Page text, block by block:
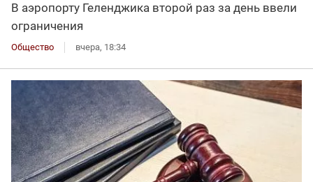
В аэропорту Геленджика второй раз за день ввели
ограничения
Общество вчера, 18:34